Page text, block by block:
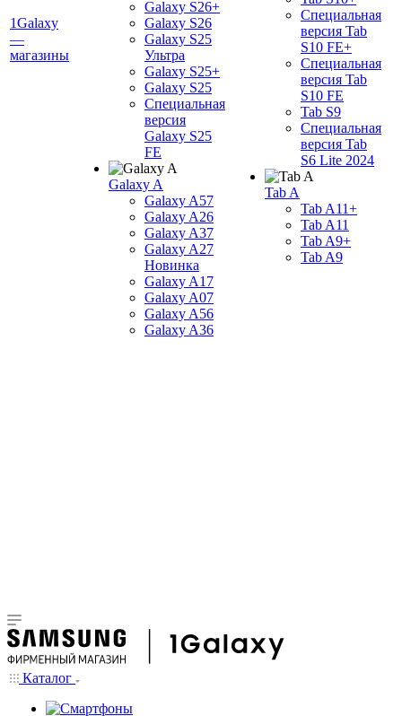
1Galaxy
—
магазины
Galaxy S26+
Galaxy S26
Galaxy S25
Ультра
Galaxy S25+
Galaxy S25
Специальная
версия
Galaxy S25
FE
Galaxy A
Galaxy A57
Galaxy A26
Galaxy A37
Galaxy A27
Новинка
Galaxy A17
Galaxy A07
Galaxy A56
Galaxy A36
Специальная
версия Tab
S10 FE+
Специальная
версия Tab
S10 FE
Tab S9
Специальная
версия Tab
S6 Lite 2024
Tab A
Tab A11+
Tab A11
Tab A9+
Tab A9
Каталог